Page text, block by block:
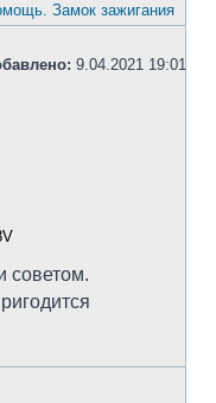
Замок зажигания
9.04.2021 19:01
советом.